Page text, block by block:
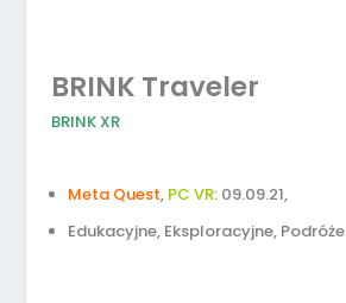
BRINK Traveler
BRINK XR
Meta Quest, PC VR: 09.09.21,
Edukacyjne, Eksploracyjne, Podróże